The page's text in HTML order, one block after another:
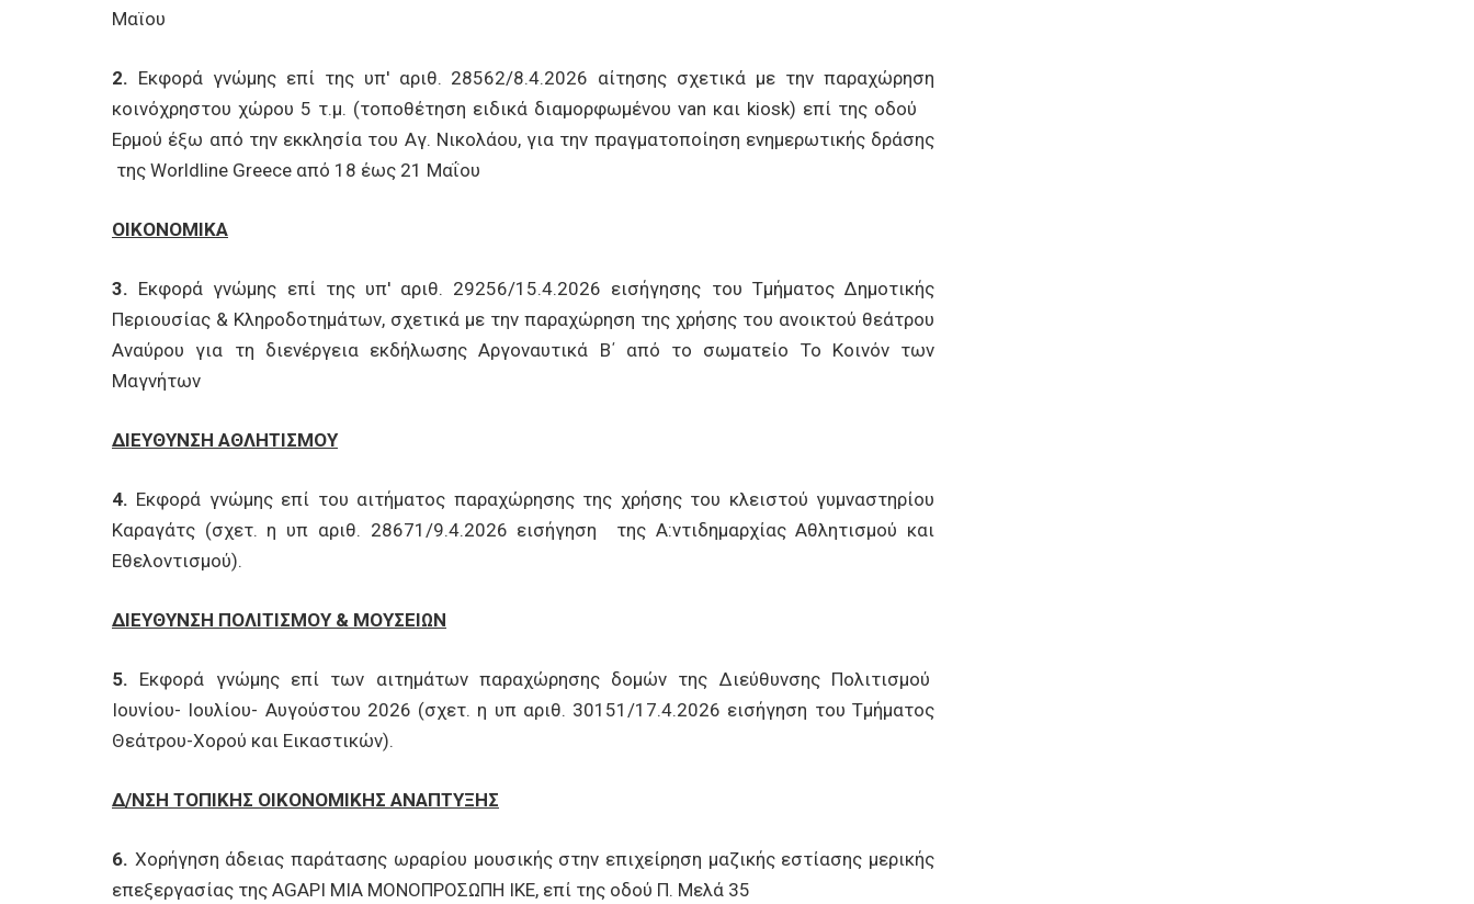
Μαϊου
2. Εκφορά γνώμης επί της υπ' αριθ. 28562/8.4.2026 αίτησης σχετικά με την παραχώρηση
κοινόχρηστου χώρου 5 τ.μ. (τοποθέτηση ειδικά διαμορφωμένου van και kiosk) επί της οδού
Ερμού έξω από την εκκλησία του Αγ. Νικολάου, για την πραγματοποίηση ενημερωτικής δράσης
της Worldline Greece από 18 έως 21 Μαΐου
ΟΙΚΟΝΟΜΙΚΑ
3. Εκφορά γνώμης επί της υπ' αριθ. 29256/15.4.2026 εισήγησης του Τμήματος Δημοτικής
Περιουσίας & Κληροδοτημάτων, σχετικά με την παραχώρηση της χρήσης του ανοικτού θεάτρου
Αναύρου για τη διενέργεια εκδήλωσης Αργοναυτικά Β΄ από το σωματείο Το Κοινόν των
Μαγνήτων
ΔΙΕΥΘΥΝΣΗ ΑΘΛΗΤΙΣΜΟΥ
4. Εκφορά γνώμης επί του αιτήματος παραχώρησης της χρήσης του κλειστού γυμναστηρίου
Καραγάτς (σχετ. η υπ αριθ. 28671/9.4.2026 εισήγηση της Α:ντιδημαρχίας Αθλητισμού και
Εθελοντισμού).
ΔΙΕΥΘΥΝΣΗ ΠΟΛΙΤΙΣΜΟΥ & ΜΟΥΣΕΙΩΝ
5. Εκφορά γνώμης επί των αιτημάτων παραχώρησης δομών της Διεύθυνσης Πολιτισμού
Ιουνίου- Ιουλίου- Αυγούστου 2026 (σχετ. η υπ αριθ. 30151/17.4.2026 εισήγηση του Τμήματος
Θεάτρου-Χορού και Εικαστικών).
Δ/ΝΣΗ ΤΟΠΙΚΗΣ ΟΙΚΟΝΟΜΙΚΗΣ ΑΝΑΠΤΥΞΗΣ
6. Χορήγηση άδειας παράτασης ωραρίου μουσικής στην επιχείρηση μαζικής εστίασης μερικής
επεξεργασίας της AGAPI MIA ΜΟΝΟΠΡΟΣΩΠΗ ΙΚΕ, επί της οδού Π. Μελά 35